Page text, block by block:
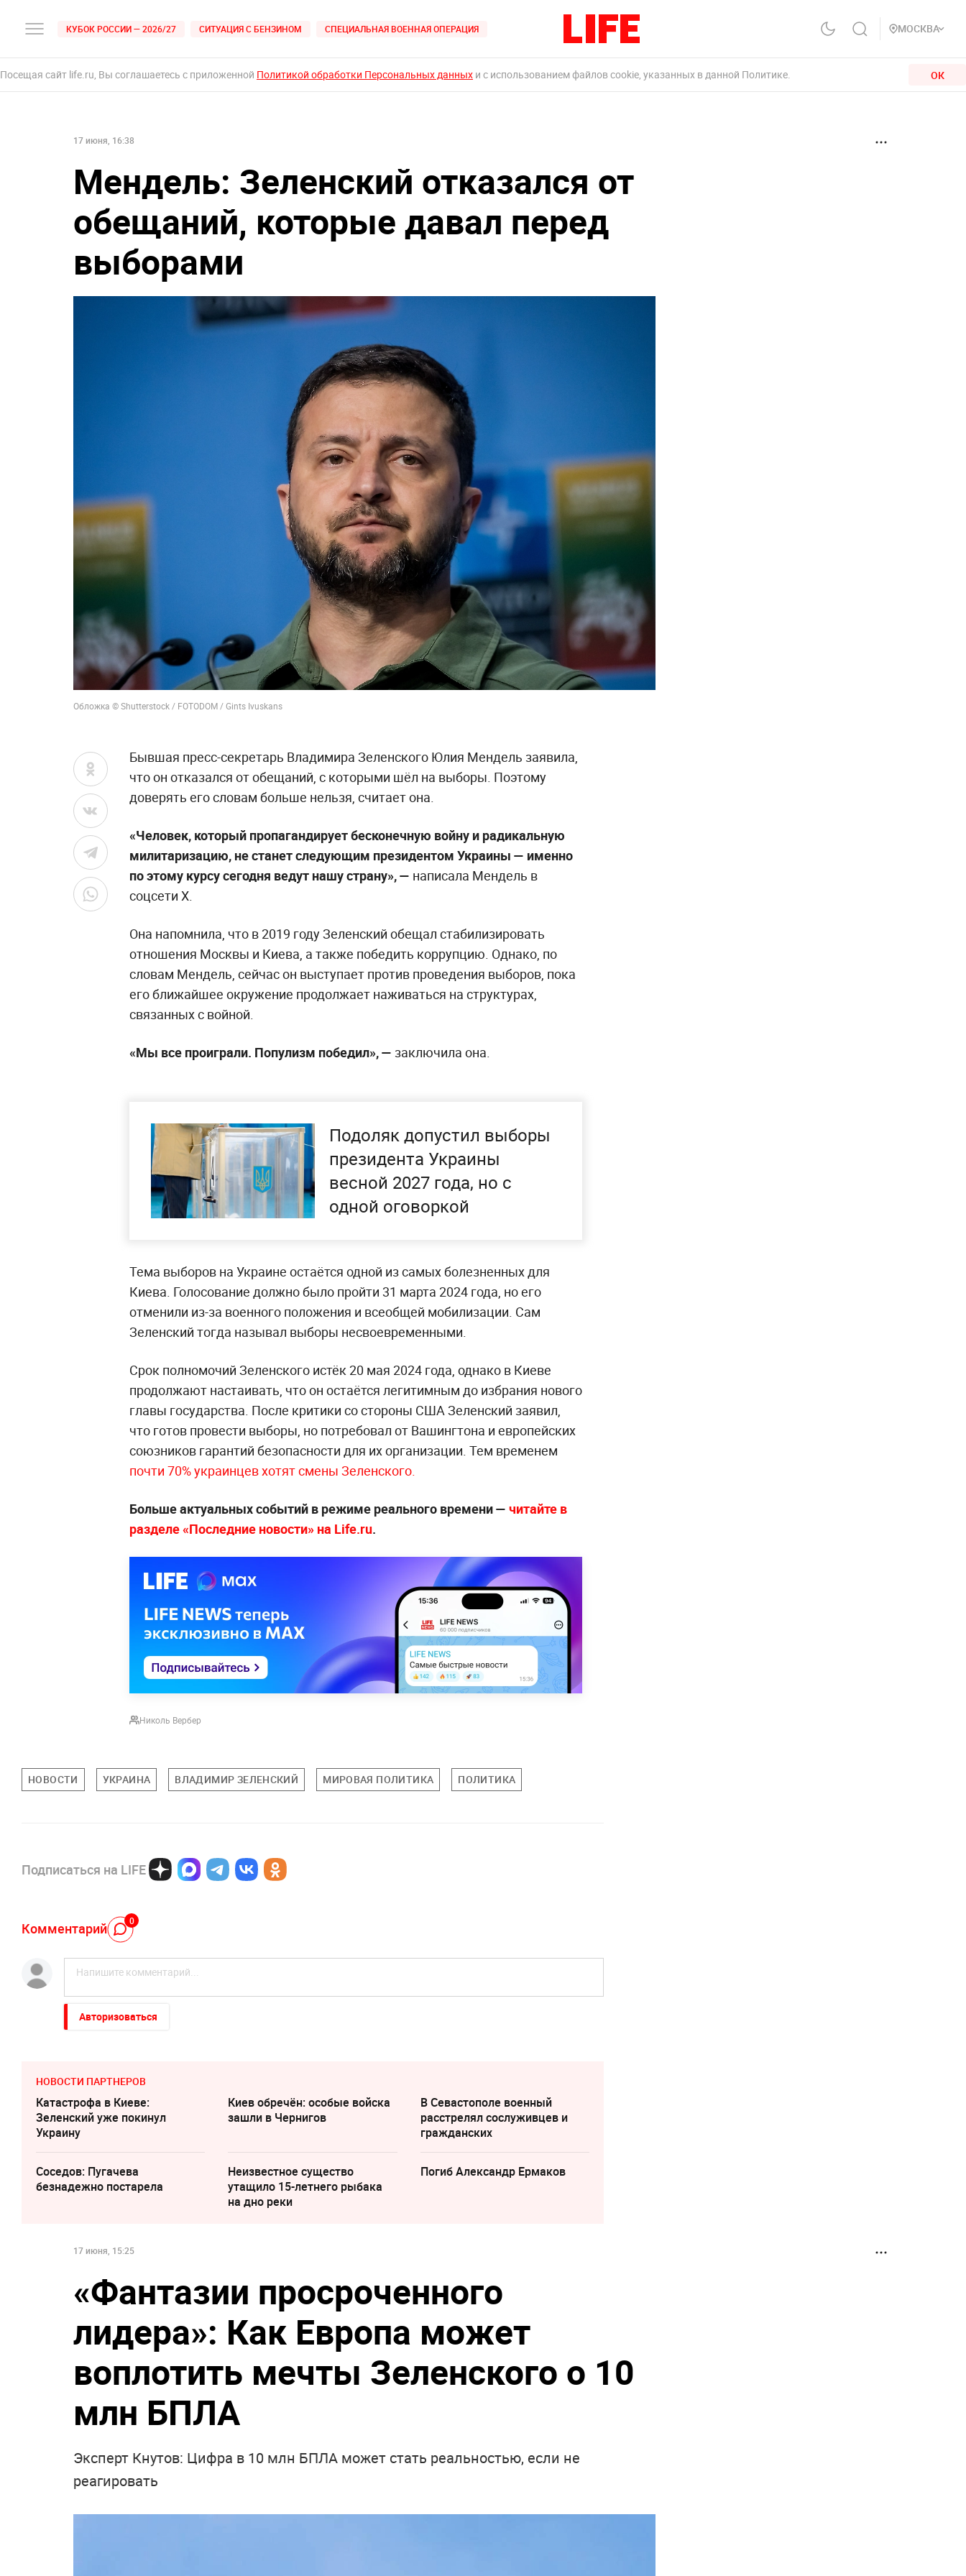
КУБОК РОССИИ — 2026/27 СИТУАЦИЯ С БЕНЗИНОМ СПЕЦИАЛЬНАЯ ВОЕННАЯ ОПЕРАЦИЯ МОСКВА
Посещая сайт life.ru, Вы соглашаетесь с приложенной Политикой обработки Персональных данных и с использованием файлов cookie, указанных в данной Политике. ОК
17 июня, 16:38
Мендель: Зеленский отказался от
обещаний, которые давал перед
выборами
Обложка © Shutterstock / FOTODOM / Gints Ivuskans
Бывшая пресс-секретарь Владимира Зеленского Юлия Мендель заявила,
что он отказался от обещаний, с которыми шёл на выборы. Поэтому
доверять его словам больше нельзя, считает она.
«Человек, который пропагандирует бесконечную войну и радикальную
милитаризацию, не станет следующим президентом Украины — именно
по этому курсу сегодня ведут нашу страну», — написала Мендель в
соцсети X.
Она напомнила, что в 2019 году Зеленский обещал стабилизировать
отношения Москвы и Киева, а также победить коррупцию. Однако, по
словам Мендель, сейчас он выступает против проведения выборов, пока
его ближайшее окружение продолжает наживаться на структурах,
связанных с войной.
«Мы все проиграли. Популизм победил», — заключила она.
Подоляк допустил выборы
президента Украины
весной 2027 года, но с
одной оговоркой
Тема выборов на Украине остаётся одной из самых болезненных для
Киева. Голосование должно было пройти 31 марта 2024 года, но его
отменили из-за военного положения и всеобщей мобилизации. Сам
Зеленский тогда называл выборы несвоевременными.
Срок полномочий Зеленского истёк 20 мая 2024 года, однако в Киеве
продолжают настаивать, что он остаётся легитимным до избрания нового
главы государства. После критики со стороны США Зеленский заявил,
что готов провести выборы, но потребовал от Вашингтона и европейских
союзников гарантий безопасности для их организации. Тем временем
почти 70% украинцев хотят смены Зеленского.
Больше актуальных событий в режиме реального времени — читайте в
разделе «Последние новости» на Life.ru.
Николь Вербер
НОВОСТИ УКРАИНА ВЛАДИМИР ЗЕЛЕНСКИЙ МИРОВАЯ ПОЛИТИКА ПОЛИТИКА
Подписаться на LIFE
Комментарий 0
Авторизоваться
НОВОСТИ ПАРТНЕРОВ
Катастрофа в Киеве:
Зеленский уже покинул
Украину
Киев обречён: особые войска
зашли в Чернигов
В Севастополе военный
расстрелял сослуживцев и
гражданских
Соседов: Пугачева
безнадежно постарела
Неизвестное существо
утащило 15-летнего рыбака
на дно реки
Погиб Александр Ермаков
17 июня, 15:25
«Фантазии просроченного
лидера»: Как Европа может
воплотить мечты Зеленского о 10
млн БПЛА
Эксперт Кнутов: Цифра в 10 млн БПЛА может стать реальностью, если не
реагировать